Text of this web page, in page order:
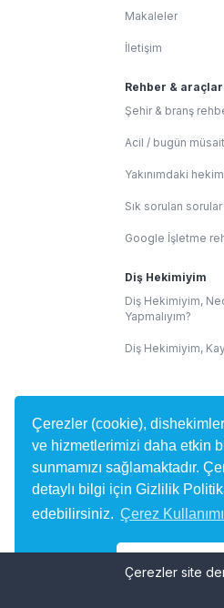
Çerezler (cookie),
ve hizmetlerimizi daha etkin
sunmamızı sağlamaktadır.
detaylı bilgi için Gizlilik
edebilirsiniz. Çerez Kullanımı
Çerezler site
Makaleler
İletişim
Rehber & araçlar
Şehir & branş
Acil / bugün müsait
Yakınımdaki
Sık sorulan sorular
Google İşletme
Diş Hekimiyim
Diş Hekimiyim,
Yapmalıyım?
Diş Hekimiyim,
dishekimleri.net
alan yorumlar
diş hekimini
dishekimleri.net
ve tedaviniz